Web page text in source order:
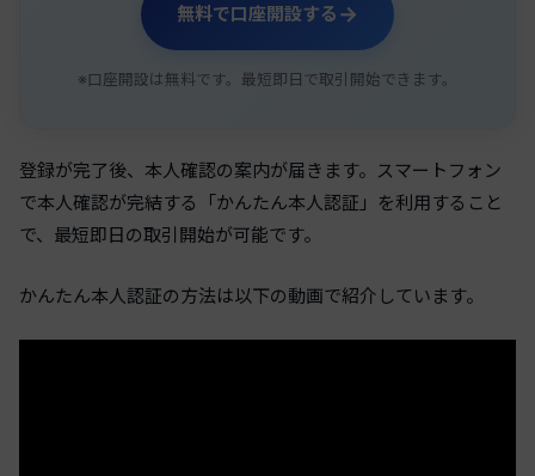
無料で口座開設する →
※口座開設は無料です。最短即日で取引開始できます。
登録が完了後、本人確認の案内が届きます。スマートフォン
で本人確認が完結する「かんたん本人認証」を利用すること
で、最短即日の取引開始が可能です。
かんたん本人認証の方法は以下の動画で紹介しています。